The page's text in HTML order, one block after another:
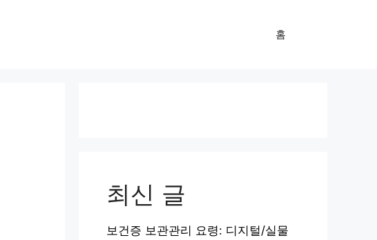
홈
최신 글
보건증 보관관리 요령: 디지털/실물